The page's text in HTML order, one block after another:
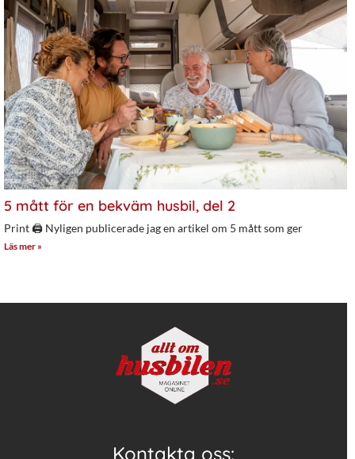
5 mått för en bekväm husbil, del 2
Print 🖨 Nyligen publicerade jag en artikel om 5 mått som ger
Läs mer »
Kontakta oss: